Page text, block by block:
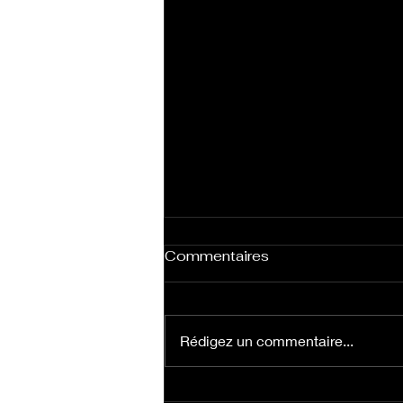
Zénith
Commentaires
Rédigez un commentaire...